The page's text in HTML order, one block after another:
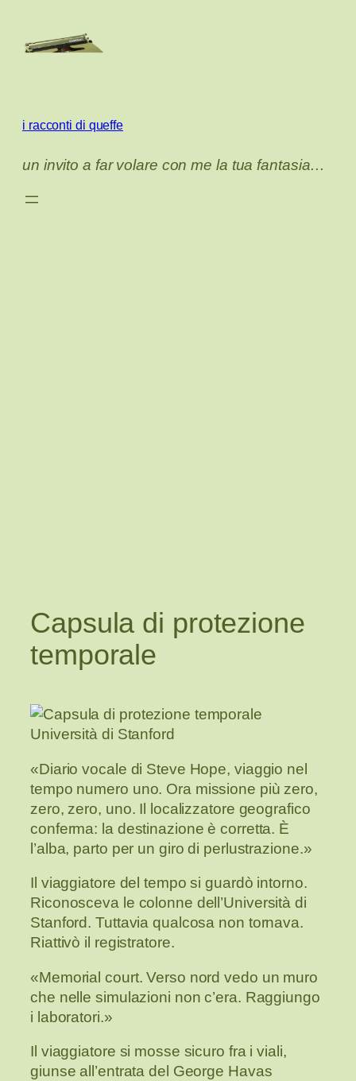
contenuto
i racconti di queffe
un invito a far volare con me la tua fantasia…
Capsula di protezione
temporale
«Diario vocale di Steve Hope, viaggio nel
tempo numero uno. Ora missione più zero,
zero, zero, uno. Il localizzatore geografico
conferma: la destinazione è corretta. È
l’alba, parto per un giro di perlustrazione.»
Il viaggiatore del tempo si guardò intorno.
Riconosceva le colonne dell’Università di
Stanford. Tuttavia qualcosa non tornava.
Riattivò il registratore.
«Memorial court. Verso nord vedo un muro
che nelle simulazioni non c’era. Raggiungo
i laboratori.»
Il viaggiatore si mosse sicuro fra i viali,
giunse all’entrata del George Havas